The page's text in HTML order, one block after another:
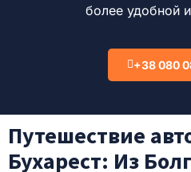
более удобной
+38 080
Путешествие
Бухарест: Из